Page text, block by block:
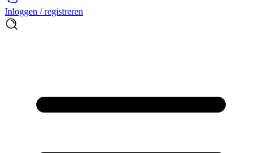
Inloggen / registreren